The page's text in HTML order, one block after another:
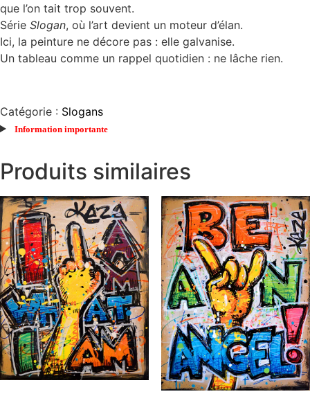
que l’on tait trop souvent.
Série Slogan, où l’art devient un moteur d’élan.
Ici, la peinture ne décore pas : elle galvanise.
Un tableau comme un rappel quotidien : ne lâche rien.
Catégorie : Slogans
Information importante
Produits similaires